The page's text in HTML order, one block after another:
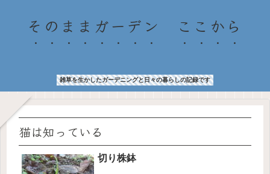
そのままガーデン ここから
雑草を生かしたガーデニングと日々の暮らしの記録です
猫は知っている
切り株鉢